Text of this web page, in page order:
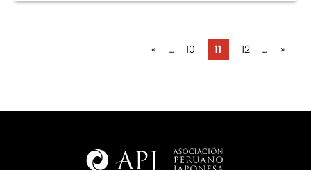
« ... 10 11 12 ... »